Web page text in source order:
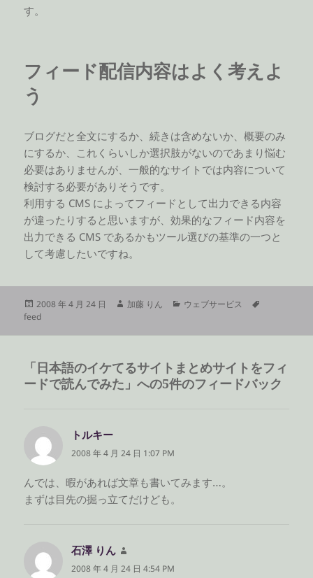
す。
フィード配信内容はよく考えよ
う
ブログだと全文にするか、続きは含めないか、概要のみ
にするか、これくらいしか選択肢がないのであまり悩む
必要はありませんが、一般的なサイトでは内容について
検討する必要がありそうです。
利用する CMS によってフィードとして出力できる内容
が違ったりすると思いますが、効果的なフィード内容を
出力できる CMS であるかもツール選びの基準の一つと
して考慮したいですね。
投
稿
2008 年 4 月 24 日
作
加藤 りん
カ
ウェブサービス
feed
「日本語のイケてるサイトまとめサイトをフィ
ードで読んでみた」への5件のフィードバック
トルキー
り:
2008 年 4 月 24 日 1:07 PM
んでは、暇があれば文章も書いてみます…。
まずは目先の掘っ立てだけども。
石澤 りん
り:
2008 年 4 月 24 日 4:54 PM